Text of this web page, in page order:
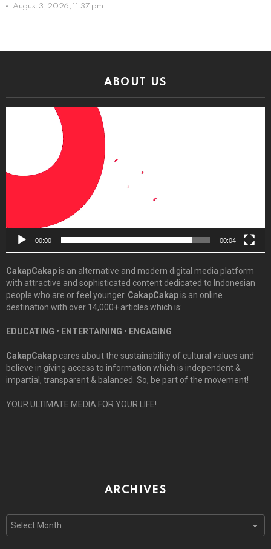
August 3, 2026, 11:37 pm
ABOUT US
00:00 00:04
CakapCakapis an alternative and modern digital media platform
with attractive and sophisticated content dedicated to Indonesian
people who are or feel younger. CakapCakapis an online
destination with over 14,000+ articles which is:
EDUCATING • ENTERTAINING • ENGAGING
CakapCakap cares about the sustainability of cultural values and
believe in giving access to information which is independent &
impartial, transparent & balanced. So, be part of the movement!
YOUR ULTIMATE MEDIA FOR YOUR LIFE!
ARCHIVES